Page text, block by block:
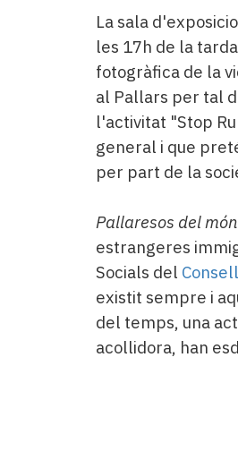
La sala
les 17h de la
fotogràfica de la
al Pallars per tal
l'activitat "Stop
general i que
per part de la
Pallaresos del món
estrangeres
Socials del
existit sempre i
del temps, una
acollidora, han